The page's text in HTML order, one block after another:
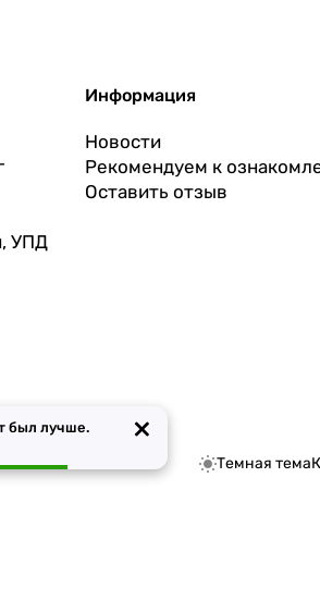
УПД
Информация
Новости
Рекомендуем к
Оставить отзыв
Темная тема
был лучше.
×